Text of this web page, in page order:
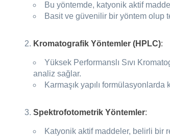
Bu yöntemde, katyonik aktif
Basit ve güvenilir bir yöntem olup
Kromatografik Yöntemler (HPLC):
Yüksek Performanslı Sıvı
analiz sağlar.
Karmaşık yapılı
Spektrofotometrik Yöntemler:
Katyonik aktif maddeler, belirli bir